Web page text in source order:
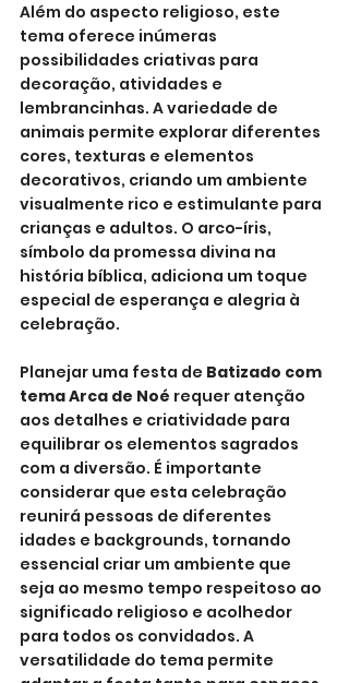
Além do aspecto religioso, este
tema oferece inúmeras
possibilidades criativas para
decoração, atividades e
lembrancinhas. A variedade de
animais permite explorar diferentes
cores, texturas e elementos
decorativos, criando um ambiente
visualmente rico e estimulante para
crianças e adultos. O arco-íris,
símbolo da promessa divina na
história bíblica, adiciona um toque
especial de esperança e alegria à
celebração.
Planejar uma festa de Batizado com
tema Arca de Noé requer atenção
aos detalhes e criatividade para
equilibrar os elementos sagrados
com a diversão. É importante
considerar que esta celebração
reunirá pessoas de diferentes
idades e backgrounds, tornando
essencial criar um ambiente que
seja ao mesmo tempo respeitoso ao
significado religioso e acolhedor
para todos os convidados. A
versatilidade do tema permite